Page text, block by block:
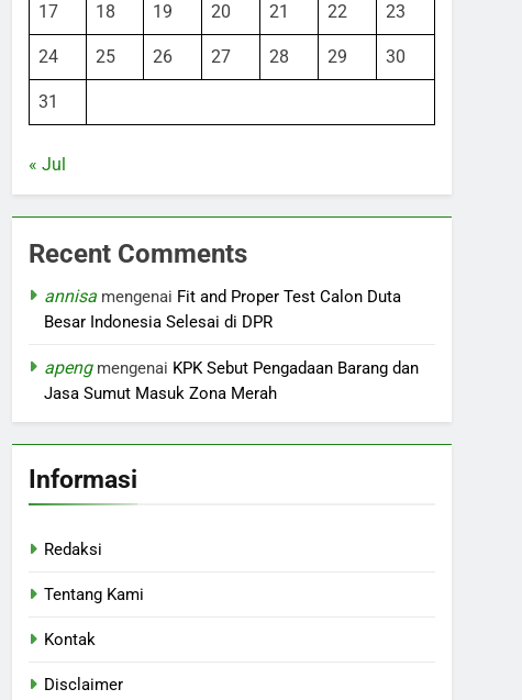
17 18 19 20 21 22 23
24 25 26 27 28 29 30
31
« Jul
Recent Comments
annisa mengenai Fit and Proper Test Calon Duta
Besar Indonesia Selesai di DPR
apengmengenai KPK Sebut Pengadaan Barang dan
Jasa Sumut Masuk Zona Merah
Informasi
Redaksi
Tentang Kami
Kontak
Disclaimer